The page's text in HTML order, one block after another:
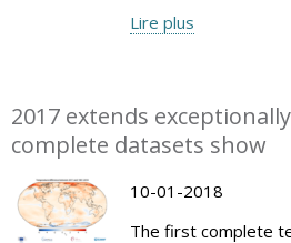
Lire plus
2017 extends
complete datasets show
10-01-2018
The first complete